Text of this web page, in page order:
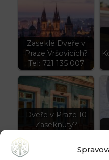
Zaseklé Dveře v
Praze Vršovicích?
Tel: 721 135 007
Dveře v Praze 10
Zaseknuty?